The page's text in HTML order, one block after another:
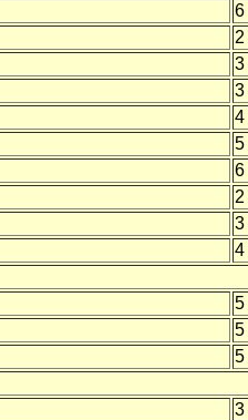
6
2
3
3
4
5
6
2
3
4
5
5
5
3